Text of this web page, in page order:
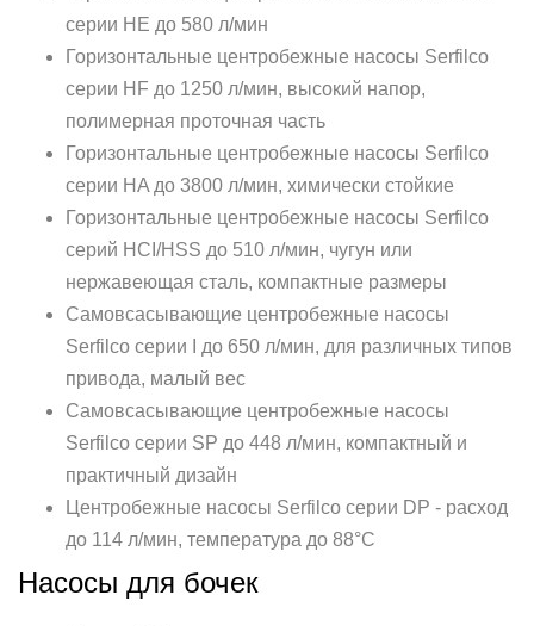
серии HE до 580 л/мин
Горизонтальные центробежные насосы Serfilco
серии HF до 1250 л/мин, высокий напор,
полимерная проточная часть
Горизонтальные центробежные насосы Serfilco
серии HA до 3800 л/мин, химически стойкие
Горизонтальные центробежные насосы Serfilco
серий HCI/HSS до 510 л/мин, чугун или
нержавеющая сталь, компактные размеры
Самовсасывающие центробежные насосы
Serfilco серии I до 650 л/мин, для различных типов
привода, малый вес
Самовсасывающие центробежные насосы
Serfilco серии SP до 448 л/мин, компактный и
практичный дизайн
Центробежные насосы Serfilco серии DP - расход
до 114 л/мин, температура до 88°C
Насосы для бочек